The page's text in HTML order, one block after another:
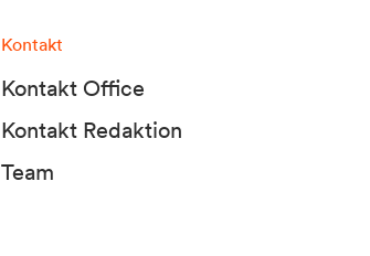
Kontakt
Kontakt Office
Kontakt Redaktion
Team